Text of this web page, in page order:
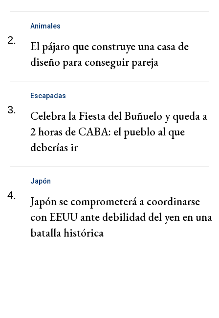
2.
Animales
El pájaro que construye una casa de
diseño para conseguir pareja
3.
Escapadas
Celebra la Fiesta del Buñuelo y queda a
2 horas de CABA: el pueblo al que
deberías ir
4.
Japón
Japón se comprometerá a coordinarse
con EEUU ante debilidad del yen en una
batalla histórica